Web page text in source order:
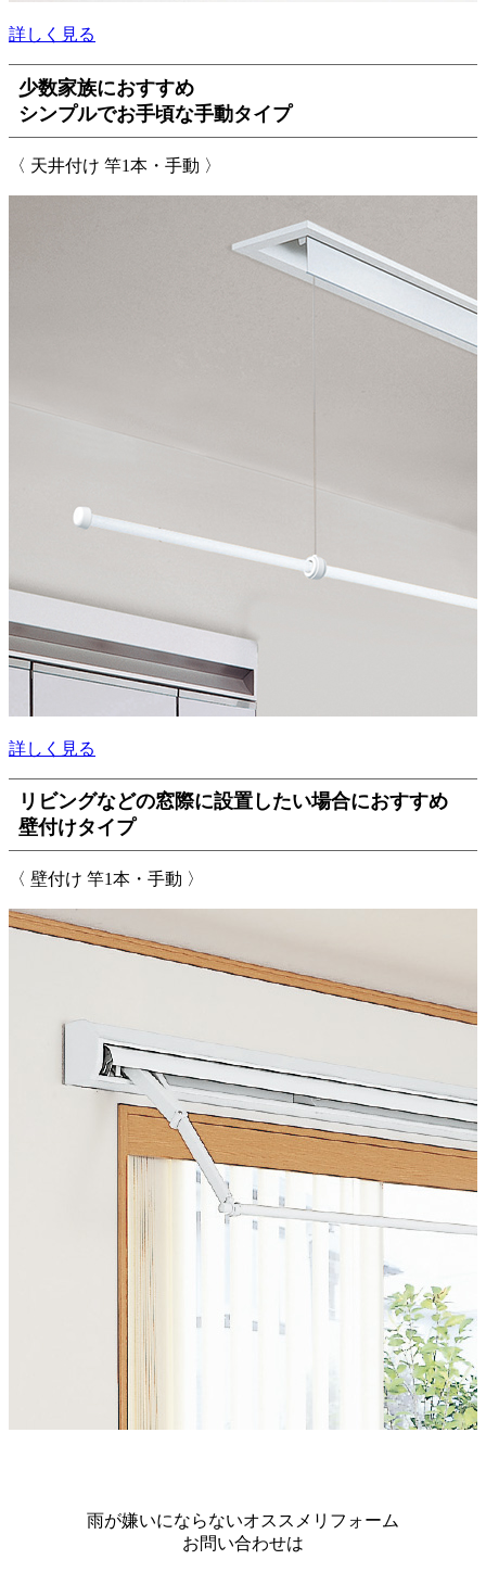
詳しく見る
少数家族におすすめ
シンプルでお手頃な手動タイプ
〈 天井付け 竿1本・手動 〉
詳しく見る
リビングなどの窓際に設置したい場合におすすめ
壁付けタイプ
〈 壁付け 竿1本・手動 〉
雨が嫌いにならないオススメリフォーム
お問い合わせは